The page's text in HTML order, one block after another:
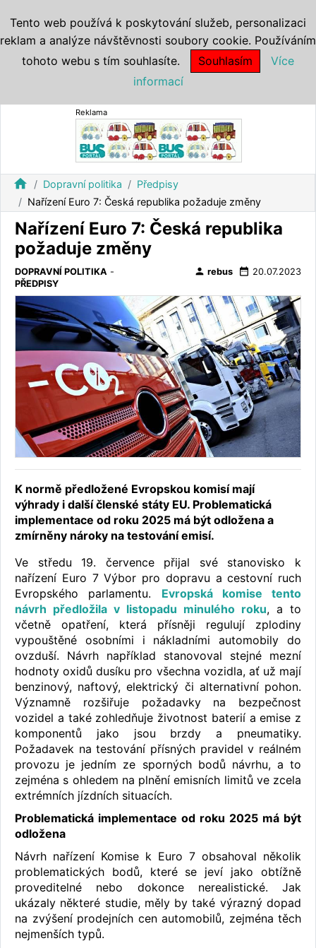
Reklama
home Dopravní politika
Předpisy
Nařízení Euro 7: Česká republika požaduje změny
Nařízení Euro 7: Česká republika
požaduje změny
DOPRAVNÍ POLITIKA -
PŘEDPISY
person rebus date_range 20.07.2023
K normě předložené Evropskou komisí mají
výhrady i další členské státy EU. Problematická
implementace od roku 2025 má být odložena a
zmírněny nároky na testování emisí.
Ve středu 19. července přijal své stanovisko k
nařízení Euro 7 Výbor pro dopravu a cestovní ruch
Evropského parlamentu. Evropská komise tento
návrh předložila v listopadu minulého roku, a to
včetně opatření, která přísněji regulují zplodiny
vypouštěné osobními i nákladními automobily do
ovzduší. Návrh například stanovoval stejné mezní
hodnoty oxidů dusíku pro všechna vozidla, ať už mají
benzinový, naftový, elektrický či alternativní pohon.
Významně rozšiřuje požadavky na bezpečnost
vozidel a také zohledňuje životnost baterií a emise z
komponentů jako jsou brzdy a pneumatiky.
Požadavek na testování přísných pravidel v reálném
provozu je jedním ze sporných bodů návrhu, a to
zejména s ohledem na plnění emisních limitů ve zcela
extrémních jízdních situacích.
Problematická implementace od roku 2025 má být
odložena
Návrh nařízení Komise k Euro 7 obsahoval několik
problematických bodů, které se jeví jako obtížně
proveditelné nebo dokonce nerealistické. Jak
ukázaly některé studie, měly by také výrazný dopad
na zvýšení prodejních cen automobilů, zejména těch
nejmenších typů.
Tento web používá k poskytování služeb, personalizaci
reklam a analýze návštěvnosti soubory cookie. Používáním
tohoto webu s tím souhlasíte.
Souhlasím
Více
informací